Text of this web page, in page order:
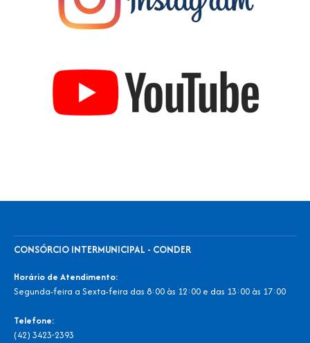
CONSÓRCIO INTERMUNICIPAL - CONDER
Horário de Atendimento:
Segunda-feira a Sexta-feira das 8:00 às 12:00 e das 13:00 às 17:00
Telefone:
(42) 3423-2393